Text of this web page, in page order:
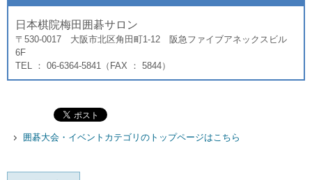
日本棋院梅田囲碁サロン
〒530-0017 大阪市北区角田町1-12 阪急ファイブアネックスビル
6F
TEL ： 06-6364-5841（FAX ： 5844）
囲碁大会・イベントカテゴリのトップページはこちら